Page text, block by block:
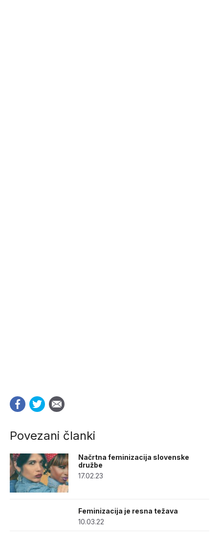
Povezani članki
Načrtna feminizacija slovenske
družbe
17.02.23
Feminizacija je resna težava
10.03.22